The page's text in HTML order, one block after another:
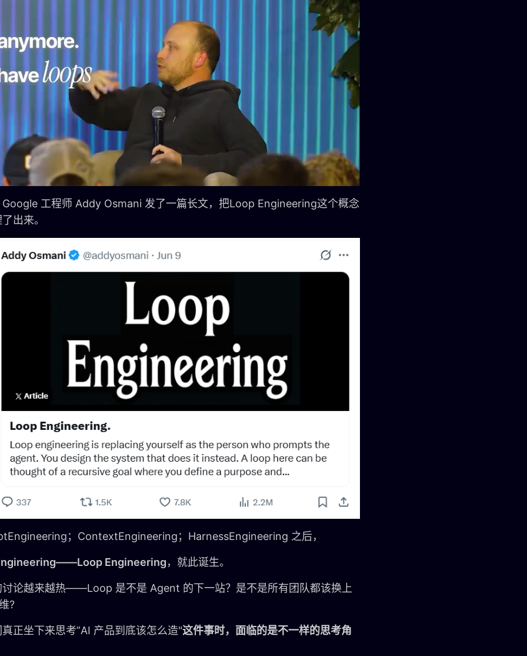
Google 工程师 Addy Osmani 发了一篇长文，把Loop Engineering这个概念
出来。
；ContextEngineering；HarnessEngineering 之后，
Engineering，就此诞生。
讨论越来越热——Loop 是不是 Agent 的下一站？是不是所有团队都该换上
?
正坐下来思考”AI 产品到底该怎么造"这件事时，面临的是不一样的思考角